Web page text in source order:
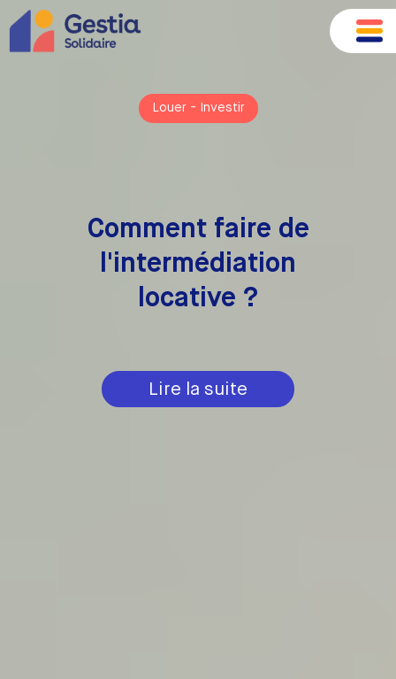
Louer - Investir
Comment faire de
l'intermédiation
locative ?
Lire la suite